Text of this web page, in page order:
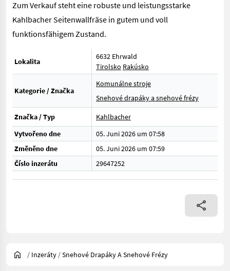
Zum Verkauf steht eine robuste und leistungsstarke
Kahlbacher Seitenwallfräse in gutem und voll
funktionsfähigem Zustand.
Lokalita
6632 Ehrwald
Tirolsko Rakúsko
Kategorie / Značka
Komunálne stroje
Snehové drapáky a snehové frézy
Značka / Typ
Kahlbacher
Vytvořeno dne
05. Juni 2026 um 07:58
Změněno dne
05. Juni 2026 um 07:59
Číslo inzerátu
29647252
/ Inzeráty /Snehové Drapáky A Snehové Frézy